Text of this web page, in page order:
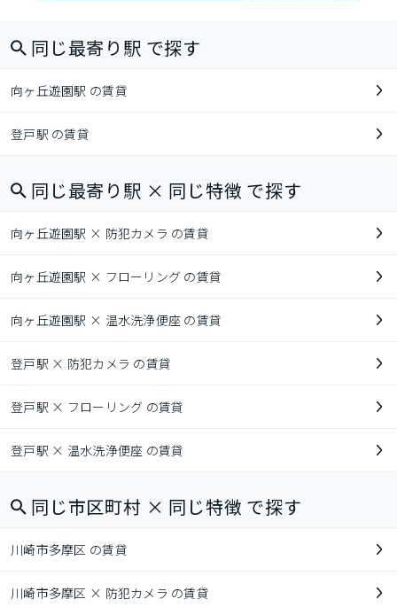
同じ最寄り駅 で探す
向ヶ丘遊園駅 の賃貸
登戸駅 の賃貸
同じ最寄り駅 × 同じ特徴 で探す
向ヶ丘遊園駅 × 防犯カメラ の賃貸
向ヶ丘遊園駅 × フローリング の賃貸
向ヶ丘遊園駅 × 温水洗浄便座 の賃貸
登戸駅 × 防犯カメラ の賃貸
登戸駅 × フローリング の賃貸
登戸駅 × 温水洗浄便座 の賃貸
同じ市区町村 × 同じ特徴 で探す
川崎市多摩区 の賃貸
川崎市多摩区 × 防犯カメラ の賃貸